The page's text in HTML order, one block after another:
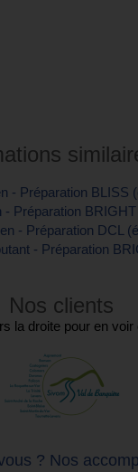
- Préparation BLISS
- Préparation
- Préparation DCL
- Préparation
Nos clients
la droite pour en voir
? Nos